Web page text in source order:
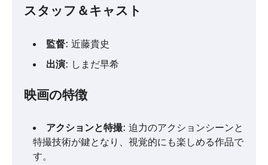
スタッフ＆キャスト
監督: 近藤貴史
出演: しまだ早希
映画の特徴
アクションと特撮: 迫力のアクションシーンと
特撮技術が鍵となり、視覚的にも楽しめる作品で
す。